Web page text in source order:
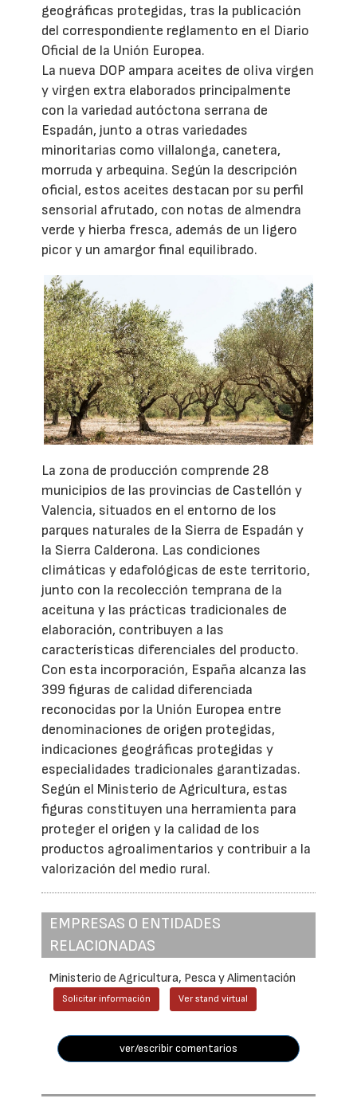
geográficas protegidas, tras la publicación
del correspondiente reglamento en el Diario
Oficial de la Unión Europea.
La nueva DOP ampara aceites de oliva virgen
y virgen extra elaborados principalmente
con la variedad autóctona serrana de
Espadán, junto a otras variedades
minoritarias como villalonga, canetera,
morruda y arbequina. Según la descripción
oficial, estos aceites destacan por su perfil
sensorial afrutado, con notas de almendra
verde y hierba fresca, además de un ligero
picor y un amargor final equilibrado.
La zona de producción comprende 28
municipios de las provincias de Castellón y
Valencia, situados en el entorno de los
parques naturales de la Sierra de Espadán y
la Sierra Calderona. Las condiciones
climáticas y edafológicas de este territorio,
junto con la recolección temprana de la
aceituna y las prácticas tradicionales de
elaboración, contribuyen a las
características diferenciales del producto.
Con esta incorporación, España alcanza las
399 figuras de calidad diferenciada
reconocidas por la Unión Europea entre
denominaciones de origen protegidas,
indicaciones geográficas protegidas y
especialidades tradicionales garantizadas.
Según el Ministerio de Agricultura, estas
figuras constituyen una herramienta para
proteger el origen y la calidad de los
productos agroalimentarios y contribuir a la
valorización del medio rural.
EMPRESAS O ENTIDADES
RELACIONADAS
Ministerio de Agricultura, Pesca y Alimentación
Solicitar información Ver stand virtual
ver/escribir comentarios